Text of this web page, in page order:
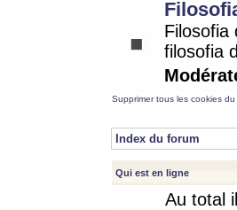
Filosofia
filosofia
Supprimer tous les cookies du
Index du forum
Qui est en ligne
Au total